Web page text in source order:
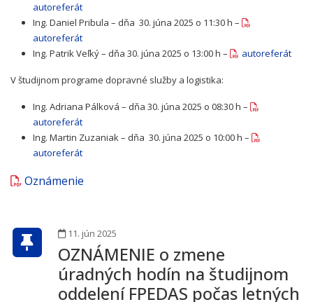
autoreferát
Ing. Daniel Pribula – dňa 30. júna 2025 o 11:30 h –
autoreferát
Ing. Patrik Veľký – dňa 30. júna 2025 o 13:00 h –
autoreferát
V študijnom programe dopravné služby a logistika:
Ing. Adriana Pálková – dňa 30. júna 2025 o 08:30 h –
autoreferát
Ing. Martin Zuzaniak – dňa 30. júna 2025 o 10:00 h –
autoreferát
Oznámenie
11. jún 2025
OZNÁMENIE o zmene
úradných hodín na študijnom
oddelení FPEDAS počas letných